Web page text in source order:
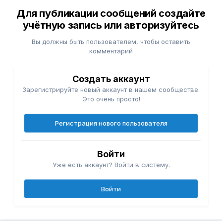
Для публикации сообщений создайте
учётную запись или авторизуйтесь
Вы должны быть пользователем, чтобы оставить
комментарий
Создать аккаунт
Зарегистрируйте новый аккаунт в нашем сообществе.
Это очень просто!
Регистрация нового пользователя
Войти
Уже есть аккаунт? Войти в систему.
Войти